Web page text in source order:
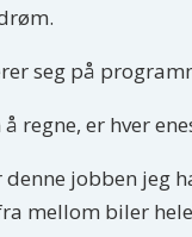
seg på
regne, er hver
jobben jeg
mellom biler